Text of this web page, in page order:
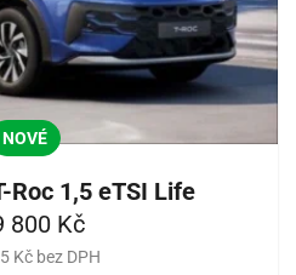
NOVÉ
Roc 1,5 eTSI Life
800 Kč
Kč bez DPH